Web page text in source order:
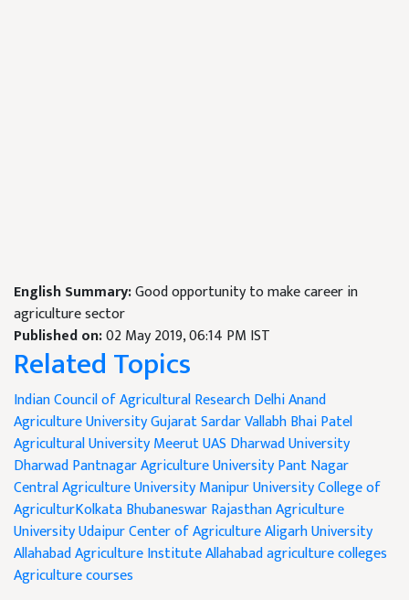
English Summary:Good opportunity to make career in
agriculture sector
Published on:02 May 2019, 06:14 PM IST
Related Topics
Indian Council of Agricultural Research DelhiAnand
Agriculture University GujaratSardar Vallabh Bhai Patel
Agricultural University MeerutUAS Dharwad University
DharwadPantnagar Agriculture University Pant Nagar
Central Agriculture University ManipurUniversity College of
AgriculturKolkataBhubaneswarRajasthan Agriculture
University UdaipurCenter of Agriculture Aligarh University
AllahabadAgriculture Institute Allahabadagriculture colleges
Agriculture courses